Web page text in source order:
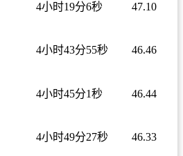
4小时19分6秒 47.10
4小时43分55秒 46.46
4小时45分1秒 46.44
4小时49分27秒 46.33